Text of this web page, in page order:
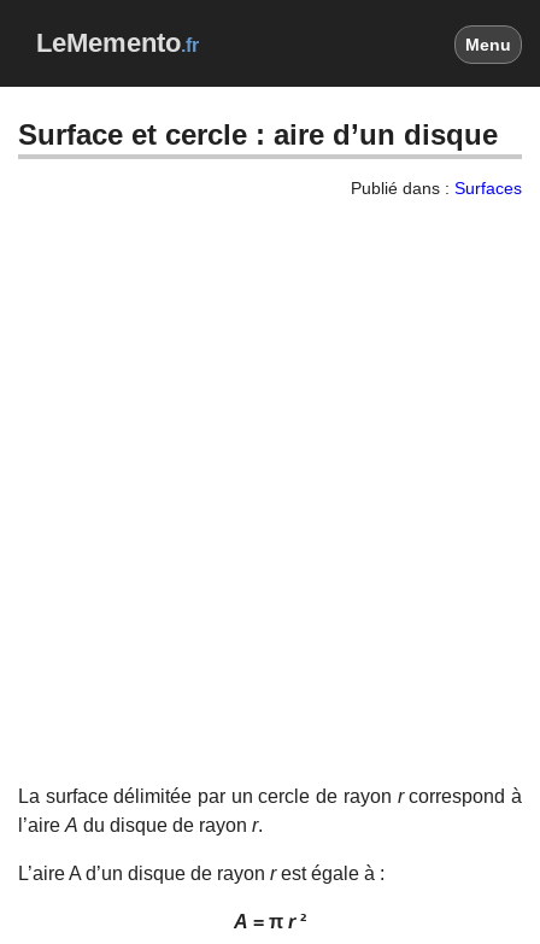
LeMemento.fr Menu
Surface et cercle : aire d’un disque
Publié dans : Surfaces
La surface délimitée par un cercle de rayon rcorrespond à
l’aire A du disque de rayon r.
L’aire A d’un disque de rayon rest égale à :
A = π r²